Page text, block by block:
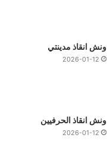
ونش انقاذ مدينتي
2026-01-12
ونش انقاذ الحرفيين
2026-01-12